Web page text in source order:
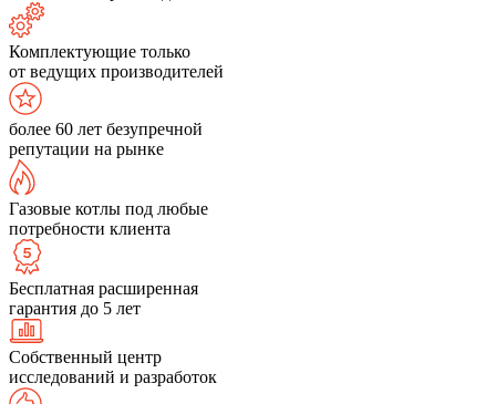
Комплектующие только
от ведущих производителей
более 60 лет безупречной
репутации на рынке
Газовые котлы под любые
потребности клиента
Бесплатная расширенная
гарантия до 5 лет
Собственный центр
исследований и разработок